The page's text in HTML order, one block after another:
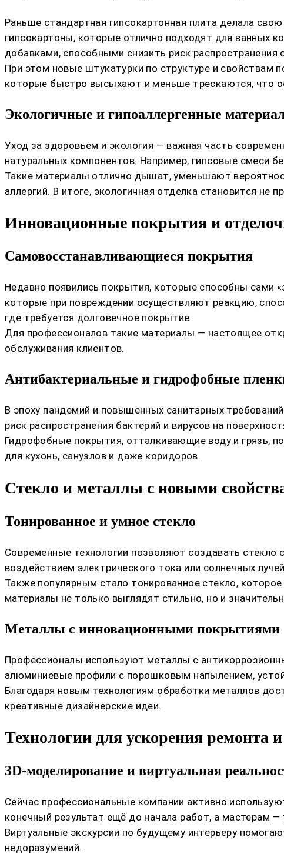
Раньше стандартная гипсокартонная плита делала
гипсокартоны, которые отлично подходят для ванных
добавками, способными снизить риск распространения
При этом новые штукатурки по структуре и свойствам
которые быстро высыхают и меньше трескаются, что
Экологичные и гипоаллергенные
Уход за здоровьем и экология — важная часть
натуральных компонентов. Например, гипсовые смеси
Такие материалы отлично дышат, уменьшают
аллергий. В итоге, экологичная отделка становится не
Инновационные покрытия и
Самовосстанавливающиеся покрытия
Недавно появились покрытия, которые способны сами
которые при повреждении осуществляют реакцию,
где требуется долговечное покрытие.
Для профессионалов такие материалы — настоящее
обслуживания клиентов.
Антибактериальные и гидрофобные
В эпоху пандемий и повышенных санитарных
риск распространения бактерий и вирусов на
Гидрофобные покрытия, отталкивающие воду и грязь,
для кухонь, санузлов и даже коридоров.
Стекло и металлы с новыми
Тонированное и умное стекло
Современные технологии позволяют создавать
воздействием электрического тока или солнечных
Также популярным стало тонированное стекло,
материалы не только выглядят стильно, но и
Металлы с инновационными покрытиями
Профессионалы используют металлы с
алюминиевые профили с порошковым напылением,
Благодаря новым технологиям обработки металлов
креативные дизайнерские идеи.
Технологии для ускорения ремонта
3D-моделирование и виртуальная
Сейчас профессиональные компании активно
конечный результат ещё до начала работ, а мастерам —
Виртуальные экскурсии по будущему интерьеру
недоразумений.